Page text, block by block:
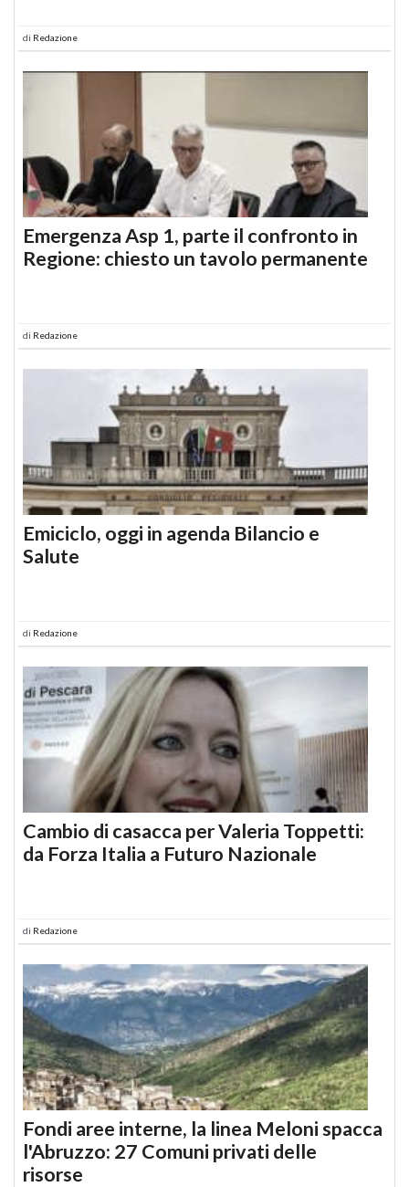
di Redazione
Emergenza Asp 1, parte il confronto in
Regione: chiesto un tavolo permanente
di Redazione
Emiciclo, oggi in agenda Bilancio e
Salute
di Redazione
Cambio di casacca per Valeria Toppetti:
da Forza Italia a Futuro Nazionale
di Redazione
Fondi aree interne, la linea Meloni spacca
l'Abruzzo: 27 Comuni privati delle
risorse